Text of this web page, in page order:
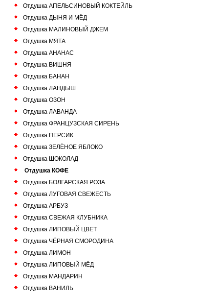
Отдушка АПЕЛЬСИНОВЫЙ КОКТЕЙЛЬ
Отдушка ДЫНЯ И МЁД
Отдушка МАЛИНОВЫЙ ДЖЕМ
Отдушка МЯТА
Отдушка АНАНАС
Отдушка ВИШНЯ
Отдушка БАНАН
Отдушка ЛАНДЫШ
Отдушка ОЗОН
Отдушка ЛАВАНДА
Отдушка ФРАНЦУЗСКАЯ СИРЕНЬ
Отдушка ПЕРСИК
Отдушка ЗЕЛЁНОЕ ЯБЛОКО
Отдушка ШОКОЛАД
Отдушка КОФЕ
Отдушка БОЛГАРСКАЯ РОЗА
Отдушка ЛУГОВАЯ СВЕЖЕСТЬ
Отдушка АРБУЗ
Отдушка СВЕЖАЯ КЛУБНИКА
Отдушка ЛИПОВЫЙ ЦВЕТ
Отдушка ЧЁРНАЯ СМОРОДИНА
Отдушка ЛИМОН
Отдушка ЛИПОВЫЙ МЁД
Отдушка МАНДАРИН
Отдушка ВАНИЛЬ